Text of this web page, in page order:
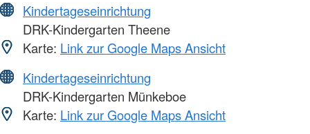
Kindertageseinrichtung
DRK-Kindergarten Theene
Karte: Link zur Google Maps Ansicht
Kindertageseinrichtung
DRK-Kindergarten Münkeboe
Karte: Link zur Google Maps Ansicht